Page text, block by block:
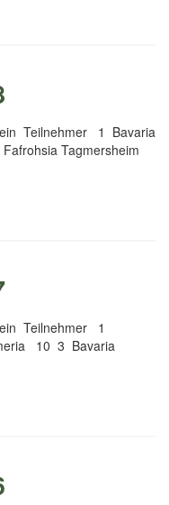
Teilnehmer 1 Bavaria
Tagmersheim
Teilnehmer 1
10 3 Bavaria